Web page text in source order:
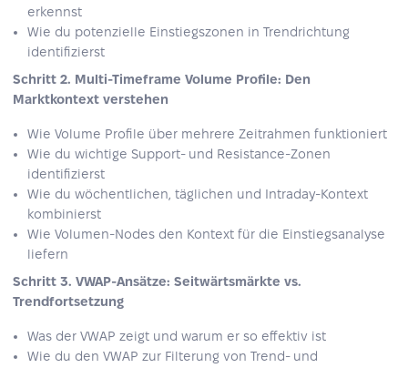
erkennst
Wie du potenzielle Einstiegszonen in Trendrichtung
identifizierst
Schritt 2. Multi-Timeframe Volume Profile: Den
Marktkontext verstehen
Wie Volume Profile über mehrere Zeitrahmen funktioniert
Wie du wichtige Support- und Resistance-Zonen
identifizierst
Wie du wöchentlichen, täglichen und Intraday-Kontext
kombinierst
Wie Volumen-Nodes den Kontext für die Einstiegsanalyse
liefern
Schritt 3. VWAP-Ansätze: Seitwärtsmärkte vs.
Trendfortsetzung
Was der VWAP zeigt und warum er so effektiv ist
Wie du den VWAP zur Filterung von Trend- und